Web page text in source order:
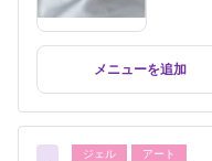
メニューを追加
ジェル アート